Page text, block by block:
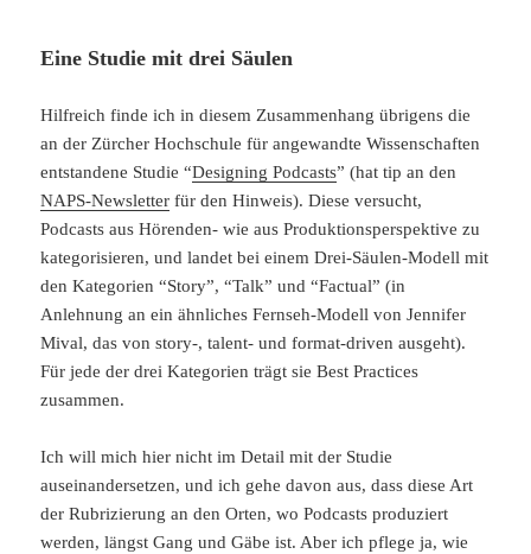
Eine Studie mit drei Säulen
Hilfreich finde ich in diesem Zusammenhang übrigens die
an der Zürcher Hochschule für angewandte Wissenschaften
entstandene Studie “Designing Podcasts” (hat tip an den
NAPS-Newsletter für den Hinweis). Diese versucht,
Podcasts aus Hörenden- wie aus Produktionsperspektive zu
kategorisieren, und landet bei einem Drei-Säulen-Modell mit
den Kategorien “Story”, “Talk” und “Factual” (in
Anlehnung an ein ähnliches Fernseh-Modell von Jennifer
Mival, das von story-, talent- und format-driven ausgeht).
Für jede der drei Kategorien trägt sie Best Practices
zusammen.
Ich will mich hier nicht im Detail mit der Studie
auseinandersetzen, und ich gehe davon aus, dass diese Art
der Rubrizierung an den Orten, wo Podcasts produziert
werden, längst Gang und Gäbe ist. Aber ich pflege ja, wie